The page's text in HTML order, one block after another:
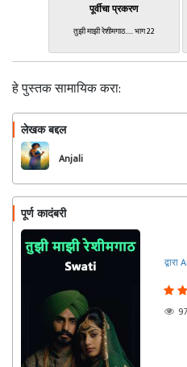
पूर्वीचा प्रकरण
तुझी माझी रेशीमगाठ..... भाग 22
हे पुस्तक सामायिक करा:
लेखक बद्दल
Anjali
पूर्ण कादंबरी